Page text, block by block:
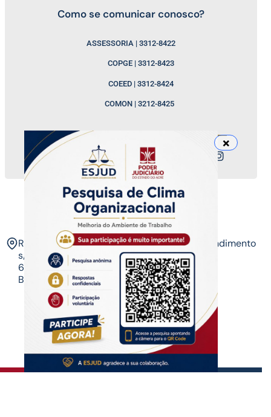
Como se comunicar conosco?
ASSESSORIA | 3312-8422
COPGE | 3312-8423
COEED | 3312-8424
COMON | 3212-8425
Nossos canais
ESJUD
Rua Tribunal de Justiça,
s/n. Via Verde.
69.915-631 – Rio
Branco-AC.​
Horário de Atendimento
07 às 14 horas​
Copyrigth ® | Escola do Poder Judiciário
Todos os direitos reservados